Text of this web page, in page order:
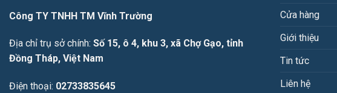
Công TY TNHH TM Vĩnh Trường
Địa chỉ trụ sở chính: Số 15, ô 4, khu 3, xã Chợ Gạo, tỉnh
Đồng Tháp, Việt Nam
Điện thoại: 02733835645
Cửa hàng
Giới thiệu
Tin tức
Liên hệ